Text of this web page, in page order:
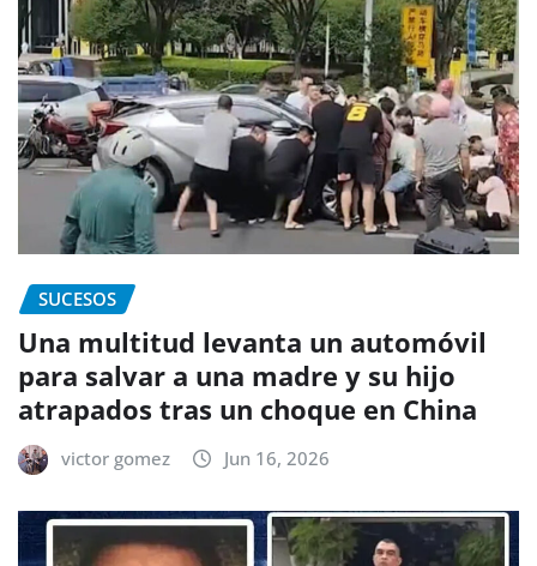
SUCESOS
Una multitud levanta un automóvil
para salvar a una madre y su hijo
atrapados tras un choque en China
victor gomez Jun 16, 2026